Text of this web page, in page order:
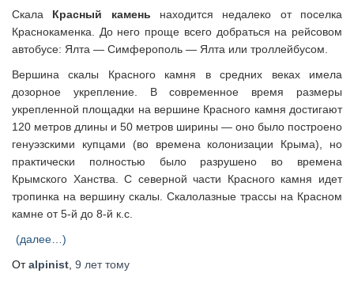
Скала Красный камень находится недалеко от поселка
Краснокаменка. До него проще всего добраться на рейсовом
автобусе: Ялта — Симферополь — Ялта или троллейбусом.
Вершина скалы Красного камня в средних веках имела
дозорное укрепление. В современное время размеры
укрепленной площадки на вершине Красного камня достигают
120 метров длины и 50 метров ширины — оно было построено
генуэзскими купцами (во времена колонизации Крыма), но
практически полностью было разрушено во времена
Крымского Ханства. С северной части Красного камня идет
тропинка на вершину скалы. Скалолазные трассы на Красном
камне от 5-й до 8-й к.с.
(далее…)
Отalpinist, 9 леттому